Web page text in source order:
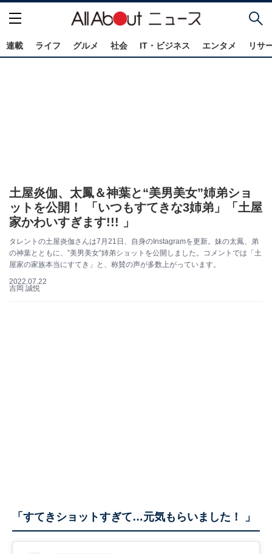
連載 ライフ グルメ 社会 IT・ビジネス エンタメ リサ
土屋炎伽、太鳳＆神葉と“美男美女”姉弟ショ
ットを公開！ 「いつもすてきな3姉弟」「土屋
家かわいすぎます!!! 」
タレントの土屋炎伽さんは7月21日、自身のInstagramを更新。妹の太鳳、弟
の神葉とともに、”美男美女”姉弟ショットを公開しました。コメントでは「土
屋家の家族本当にすてき」と、称賛の声が多数上がっています。
2022.07.22
吉岡 誠悦
「すてきショットすぎて…元気もらいました！ 」